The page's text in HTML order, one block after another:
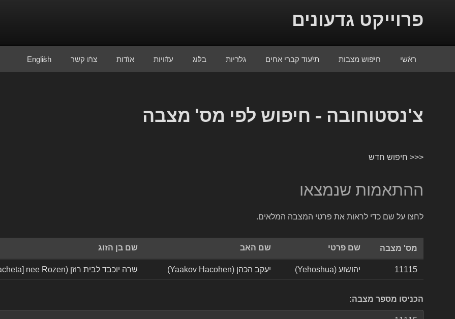
פרוייקט גדעונים
ראשי חיפוש מצבות תיעוד קברי אחים גלריות בלוג עדויות אודות צרו קשר English
צ'נסטוחובה - חיפוש לפי מס' מצבה
<<< חיפוש חדש
ההתאמות שנמצאו
לחצו על שם כדי לראות את פרטי המצבה המלאים.
מס' מצבה שם פרטי שם האב שם בן הזוג
11115 יהושוע (Yehoshua) יעקב הכהן (Yaakov Hacohen) שרה יוכבד לבית רוזן (Sara Jochewt [Jacheta] nee Rozen)
הכניסו מספר מצבה: